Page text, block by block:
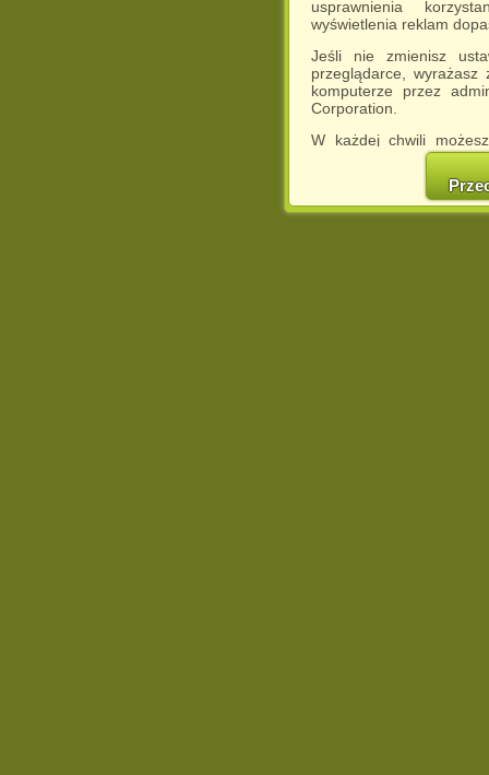
usprawnienia
wyświetlenia reklam
Jeśli nie zmienisz
przeglądarce,
komputerze przez
Corporation.
W każdej chwili
cookies w swojej
w naszej
http://chomikuj.pl/